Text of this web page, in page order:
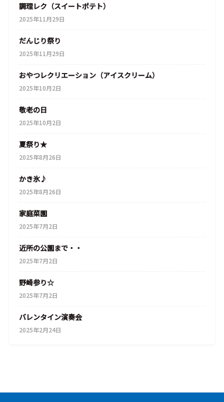
調理レク（スイートポテト）
2025年11月29日
だんじり祭り
2025年11月29日
おやつレクリエーション（アイスクリーム）
2025年10月2日
敬老の日
2025年10月2日
夏祭り★
2025年8月26日
かき氷♪
2025年8月26日
家庭菜園
2025年7月2日
近所の公園まで・・
2025年7月2日
野崎参り☆
2025年7月2日
バレンタイン演奏会
2025年2月24日